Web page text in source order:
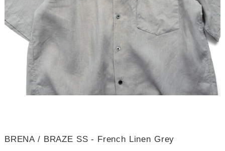
BRENA / BRAZE SS - French Linen Grey